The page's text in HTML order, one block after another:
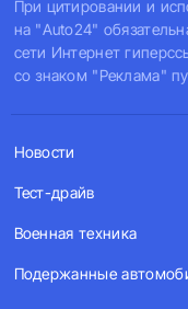
При цитировании и
на "Auto24"
сети Интернет
со знаком "Реклама"
Новости
Тест-драйв
Военная техника
Подержанные